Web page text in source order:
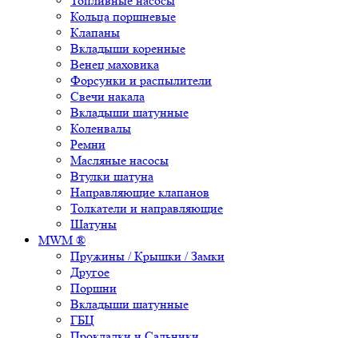
Кольца поршневые
Клапаны
Вкладыши коренные
Венец маховика
Форсунки и распылители
Свечи накала
Вкладыши шатунные
Коленвалы
Ремни
Масляные насосы
Втулки шатуна
Направляющие клапанов
Толкатели и направляющие
Шатуны
MWM ®
Пружины / Крышки / Замки
Другое
Поршни
Вкладыши шатунные
ГБЦ